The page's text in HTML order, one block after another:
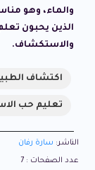
والماء، وهو
الذين يحبون
والاستكشاف.
اكتشاف
تعليم حب
الناشر: سارة رفان
عدد الصفحات : 7